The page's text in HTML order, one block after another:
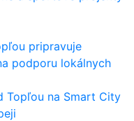
pripravuje
podporu lokálnych
Topľou na Smart City